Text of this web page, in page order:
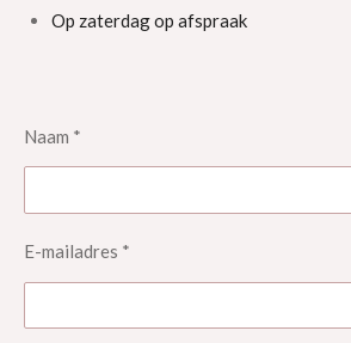
Op zaterdag op afspraak
Naam *
E-mailadres *